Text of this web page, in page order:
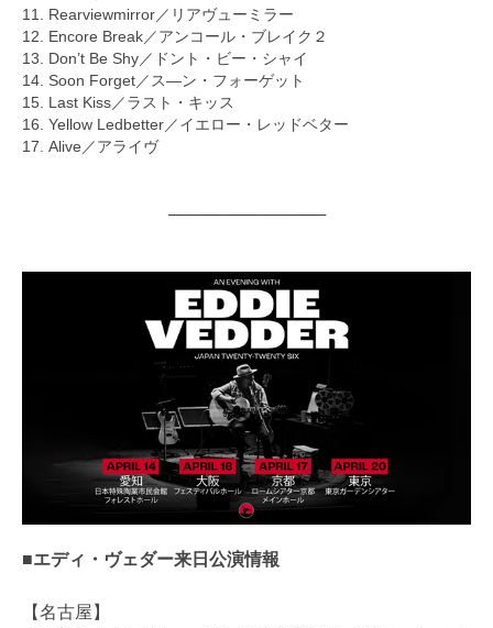
11. Rearviewmirror／リアヴューミラー
12. Encore Break／アンコール・ブレイク２
13. Don’t Be Shy／ドント・ビー・シャイ
14. Soon Forget／ス―ン・フォーゲット
15. Last Kiss／ラスト・キッス
16. Yellow Ledbetter／イエロー・レッドベター
17. Alive／アライヴ
─────────────
■エディ・ヴェダー来日公演情報
【名古屋】